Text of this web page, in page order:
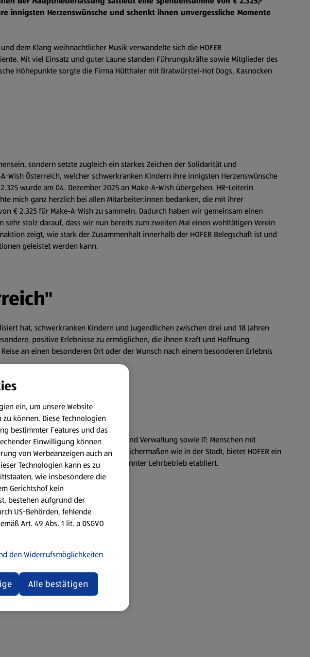
innigsten Herzenswünsche und schenkt ihnen unvergessliche Momente
dem Klang weihnachtlicher Musik verwandelte sich die HOFER
Mit viel Einsatz und guter Laune standen Führungskräfte sowie Mitglieder des
Höhepunkte sorgte die Firma Hütthaler mit Bratwürstel-Hot Dogs, Kasnocken
sondern setzte zugleich ein starkes Zeichen der Solidarität und
Wish Österreich, welcher schwerkranken Kindern ihre innigsten Herzenswünsche
wurde am 04. Dezember 2025 an Make-A-Wish übergeben. HR-Leiterin
mich ganz herzlich bei allen Mitarbeiter:innen bedanken, die mit ihrer
€ 2.325 für Make-A-Wish zu sammeln. Dadurch haben wir gemeinsam einen
stolz darauf, dass wir nun bereits zum zweiten Mal einen wohltätigen Verein
zeigt, wie stark der Zusammenhalt innerhalb der HOFER Belegschaft ist und
geleistet werden kann.
hat, schwerkranken Kindern und Jugendlichen zwischen drei und 18 Jahren
positive Erlebnisse zu ermöglichen, die ihnen Kraft und Hoffnung
an einen besonderen Ort oder der Wunsch nach einem besonderen Erlebnis
die Logistik bis hin zum Einkauf und Verwaltung sowie IT: Menschen mit
der rund 540 Filialen, am Land gleichermaßen wie in der Stadt, bietet HOFER ein
Unternehmen als staatlich anerkannter Lehrbetrieb etabliert.
ein, um unsere Website
zu können. Diese Technologien
bestimmter Features und das
Einwilligung können
von Werbeanzeigen auch an
Technologien kann es zu
wie insbesondere die
Gerichtshof kein
bestehen aufgrund der
US-Behörden, fehlende
Art. 49 Abs. 1 lit. a DSGVO
den Widerrufsmöglichkeiten
Alle bestätigen